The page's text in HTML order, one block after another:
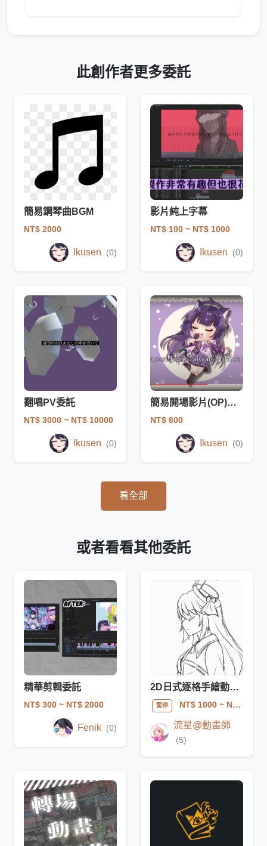
此創作者更多委託
簡易鋼琴曲BGM
NT$ 2000
Ikusen (0)
影片純上字幕
NT$ 100 ~ NT$ 1000
Ikusen (0)
翻唱PV委託
NT$ 3000 ~ NT$ 10000
Ikusen (0)
簡易開場影片(OP)模板
NT$ 600
Ikusen (0)
看全部
或者看看其他委託
精華剪輯委託
NT$ 300 ~ NT$ 2000
Fenik (0)
2D日式逐格手繪動畫驚喜包
暫停 NT$ 1000~ NT$ 2700
流星@動畫師
(5)